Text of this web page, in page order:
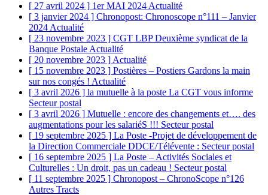
[ 27 avril 2024 ] 1er MAI 2024 Actualité
[ 3 janvier 2024 ] Chronopost: Chronoscope n°111 – Janvier
2024 Actualité
[ 23 novembre 2023 ] CGT LBP Deuxième syndicat de la
Banque Postale Actualité
[ 20 novembre 2023 ] Actualité
[ 15 novembre 2023 ] Postières – Postiers Gardons la main
sur nos congés ! Actualité
[ 3 avril 2026 ] la mutuelle à la poste La CGT vous informe
Secteur postal
[ 3 avril 2026 ] Mutuelle : encore des changements et…. des
augmentations pour les salariéS !!! Secteur postal
[ 19 septembre 2025 ] La Poste -Projet de développement de
la Direction Commerciale DDCE/Télévente : Secteur postal
[ 16 septembre 2025 ] La Poste – Activités Sociales et
Culturelles : Un droit, pas un cadeau ! Secteur postal
[ 11 septembre 2025 ] Chronopost – ChronoScope n°126
Autres Tracts